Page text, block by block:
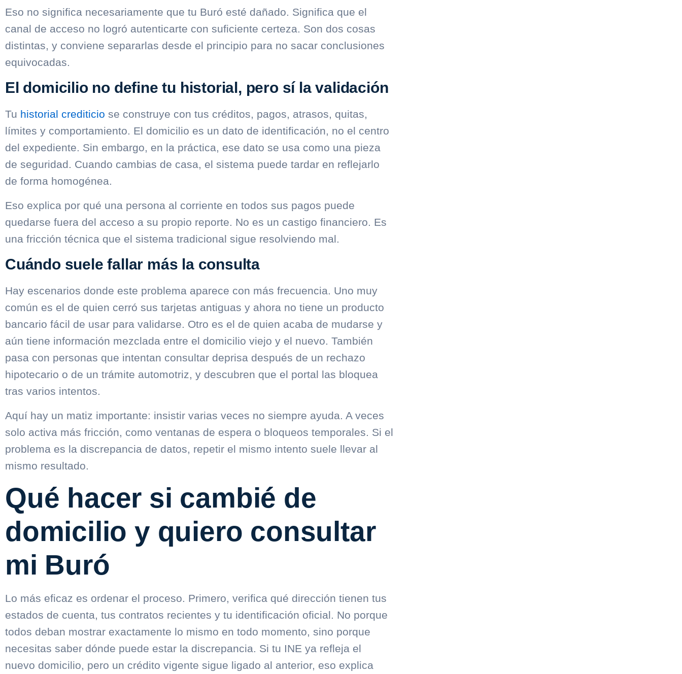
Eso no significa necesariamente que tu Buró esté dañado. Significa que el
canal de acceso no logró autenticarte con suficiente certeza. Son dos cosas
distintas, y conviene separarlas desde el principio para no sacar conclusiones
equivocadas.
El domicilio no define tu historial, pero sí la validación
Tu historial crediticio se construye con tus créditos, pagos, atrasos, quitas,
límites y comportamiento. El domicilio es un dato de identificación, no el centro
del expediente. Sin embargo, en la práctica, ese dato se usa como una pieza
de seguridad. Cuando cambias de casa, el sistema puede tardar en reflejarlo
de forma homogénea.
Eso explica por qué una persona al corriente en todos sus pagos puede
quedarse fuera del acceso a su propio reporte. No es un castigo financiero. Es
una fricción técnica que el sistema tradicional sigue resolviendo mal.
Cuándo suele fallar más la consulta
Hay escenarios donde este problema aparece con más frecuencia. Uno muy
común es el de quien cerró sus tarjetas antiguas y ahora no tiene un producto
bancario fácil de usar para validarse. Otro es el de quien acaba de mudarse y
aún tiene información mezclada entre el domicilio viejo y el nuevo. También
pasa con personas que intentan consultar deprisa después de un rechazo
hipotecario o de un trámite automotriz, y descubren que el portal las bloquea
tras varios intentos.
Aquí hay un matiz importante: insistir varias veces no siempre ayuda. A veces
solo activa más fricción, como ventanas de espera o bloqueos temporales. Si el
problema es la discrepancia de datos, repetir el mismo intento suele llevar al
mismo resultado.
Qué hacer si cambié de
domicilio y quiero consultar
mi Buró
Lo más eficaz es ordenar el proceso. Primero, verifica qué dirección tienen tus
estados de cuenta, tus contratos recientes y tu identificación oficial. No porque
todos deban mostrar exactamente lo mismo en todo momento, sino porque
necesitas saber dónde puede estar la discrepancia. Si tu INE ya refleja el
nuevo domicilio, pero un crédito vigente sigue ligado al anterior, eso explica